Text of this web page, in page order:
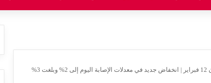
اخر اخبار كورونا في جورجيا الآن 12 فبراير | انخفاض جديد في معدلات الإصابة اليوم إلى 2% وبلغت 3%